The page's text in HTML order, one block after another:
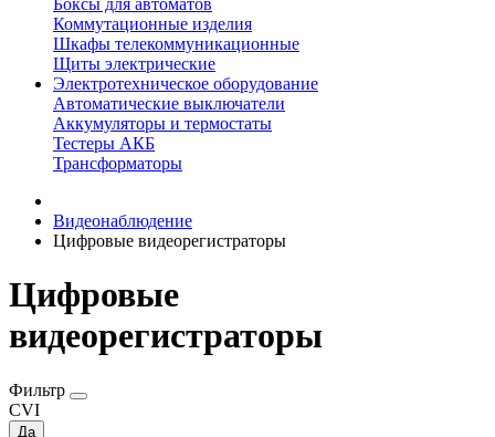
Боксы для автоматов
Коммутационные изделия
Шкафы телекоммуникационные
Щиты электрические
Электротехническое оборудование
Автоматические выключатели
Аккумуляторы и термостаты
Тестеры АКБ
Трансформаторы
Видеонаблюдение
Цифровые видеорегистраторы
Цифровые
видеорегистраторы
Фильтр
CVI
Да